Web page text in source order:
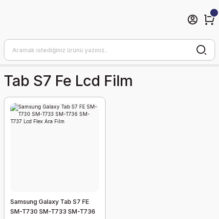
Tab S7 Fe Lcd Film
Samsung Galaxy Tab S7 FE
SM-T730 SM-T733 SM-T736